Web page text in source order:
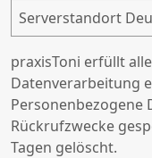
Serverstandort
praxisToni erfüllt
Datenverarbeitung
Personenbezogene
Rückrufzwecke
Tagen gelöscht.